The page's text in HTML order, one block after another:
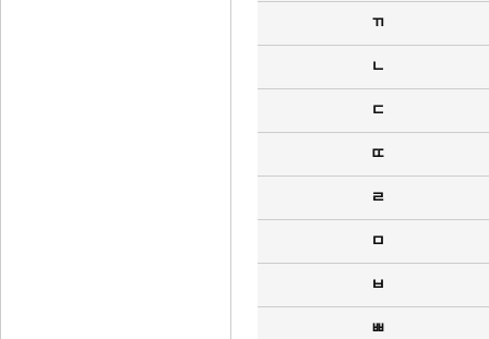
ㄲ
ㄴ
ㄷ
ㄸ
ㄹ
ㅁ
ㅂ
ㅃ